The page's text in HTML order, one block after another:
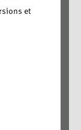
et